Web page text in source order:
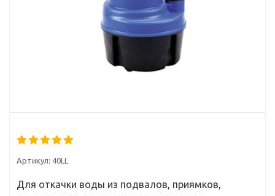
Артикул: 40LL
Для откачки воды из подвалов, приямков,